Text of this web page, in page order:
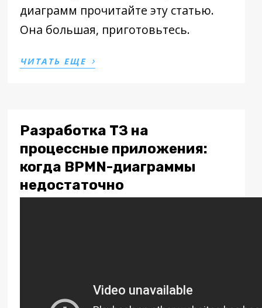
диаграмм прочитайте эту статью.
Она большая, приготовьтесь.
ЧИТАТЬ ЕЩЕ ›
Разработка ТЗ на
процессные приложения:
когда BPMN-диаграммы
недостаточно